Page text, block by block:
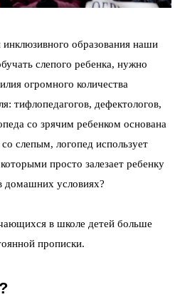
образования наши
слепого ребенка, нужно
огромного количества
тифлопедагогов, дефектологов,
со зрячим ребенком основана
слепым, логопед использует
просто залезает ребенку
домашних условиях?
в школе детей больше
прописки.